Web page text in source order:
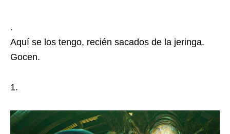
.
Aquí se los tengo, recién sacados de la jeringa.
Gocen.
1.